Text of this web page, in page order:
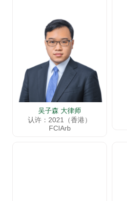
吴子森 大律师
认许：2021（香港）
FCIArb